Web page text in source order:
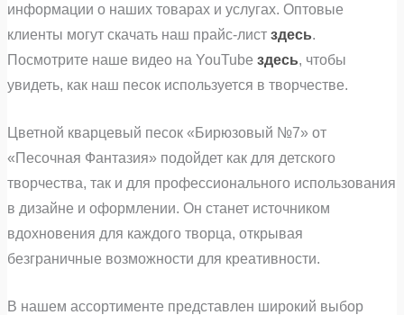
информации о наших товарах и услугах. Оптовые
клиенты могут скачать наш прайс-листздесь.
Посмотрите наше видео на YouTubeздесь, чтобы
увидеть, как наш песок используется в творчестве.
Цветной кварцевый песок «Бирюзовый №7» от
«Песочная Фантазия» подойдет как для детского
творчества, так и для профессионального использования
в дизайне и оформлении. Он станет источником
вдохновения для каждого творца, открывая
безграничные возможности для креативности.
В нашем ассортименте представлен широкий выбор